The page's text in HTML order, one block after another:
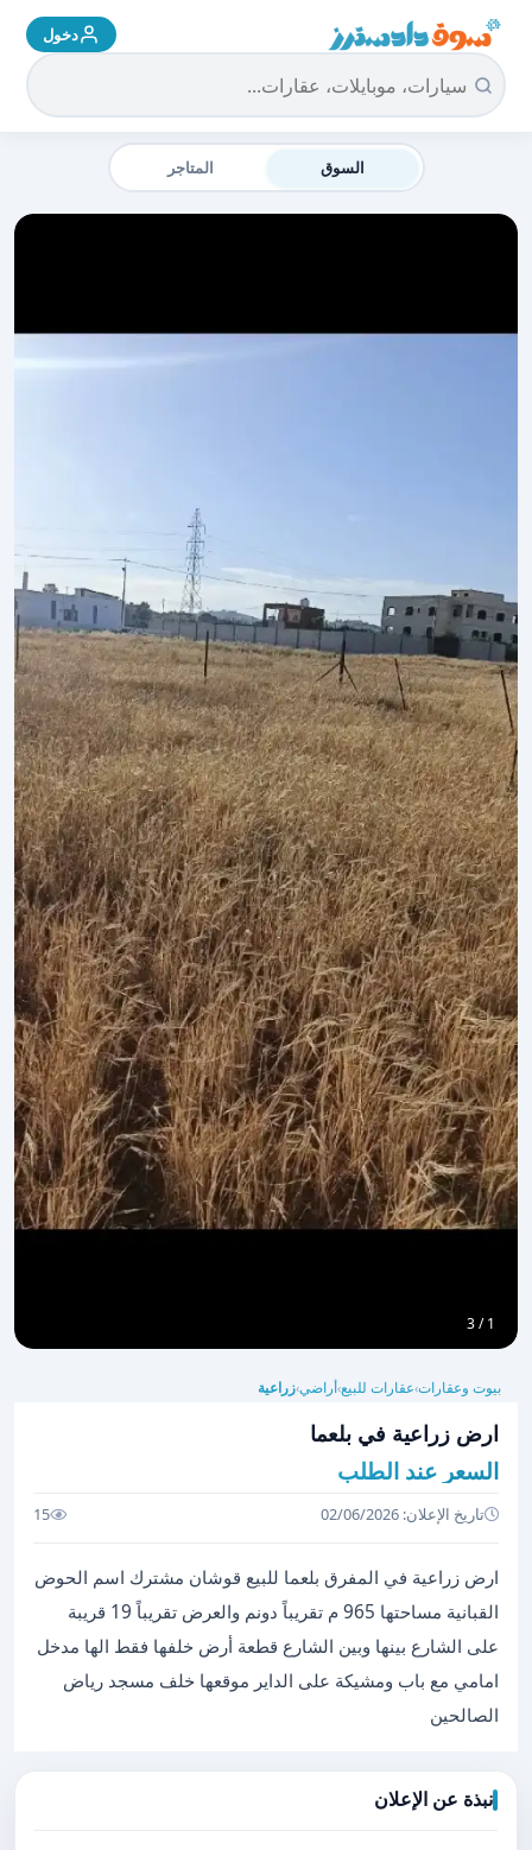
سوق دادسترز الرئيسية دخول
السوق المتاجر
1 / 3
بيوت وعقارات›عقارات للبيع›أراضي›زراعية
ارض زراعية في بلعما
السعر عند الطلب
تاريخ الإعلان: 02/06/2026 15
ارض زراعية في المفرق بلعما للبيع قوشان مشترك اسم الحوض
القبانية مساحتها 965 م تقريباً دونم والعرض تقريباً 19 قريبة
على الشارع بينها وبين الشارع قطعة أرض خلفها فقط الها مدخل
امامي مع باب ومشيكة على الداير موقعها خلف مسجد رياض
الصالحين
نبذة عن الإعلان